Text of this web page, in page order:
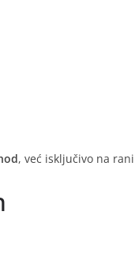
, već isključivo na